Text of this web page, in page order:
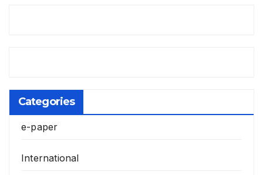
Categories
e-paper
International